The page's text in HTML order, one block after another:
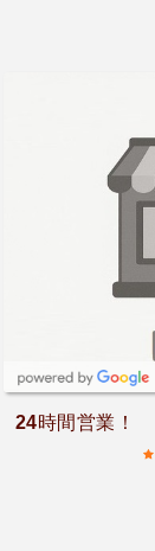
24時間営業！